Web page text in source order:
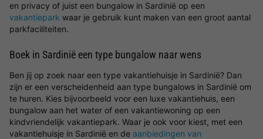
en privacy of juist een bungalow in Sardinië op een
vakantiepark waar je gebruik kunt maken van een groot aantal
parkfaciliteiten.
Boek in Sardinië een type bungalow naar wens
Ben jij op zoek naar een type vakantiehuisje in Sardinië? Dan
zijn er een verscheidenheid aan type bungalows in Sardinië om
te huren. Kies bijvoorbeeld voor een luxe vakantiehuis, een
bungalow aan het water of een vakantiewoning op een
kindvriendelijk vakantiepark. Waar je ook voor kiest, met een
vakantiehuisje in Sardinië en de aanbiedingen van